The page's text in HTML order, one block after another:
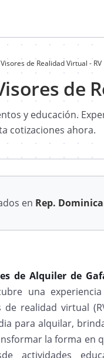
de Realidad Virtual - RV
de
y educación.
cotizaciones ahora.
en Rep.
de Alquiler de
una
realidad virtual
para alquilar,
la forma en
actividades